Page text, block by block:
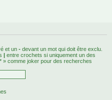
et un - devant un mot qui doit être exclu.
| entre crochets si uniquement un des
» comme joker pour des recherches